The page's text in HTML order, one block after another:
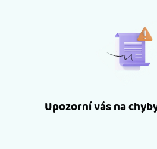
Upozorní vás na